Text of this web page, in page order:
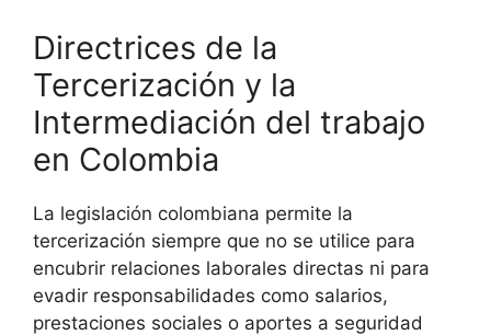
Directrices de la
Tercerización y la
Intermediación del trabajo
en Colombia
La legislación colombiana permite la
tercerización siempre que no se utilice para
encubrir relaciones laborales directas ni para
evadir responsabilidades como salarios,
prestaciones sociales o aportes a seguridad